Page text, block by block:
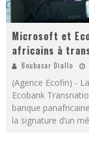
Microsoft et
africains à
Boubacar Diallo
(Agence Ecofin) -
Ecobank
banque
la signature d’un